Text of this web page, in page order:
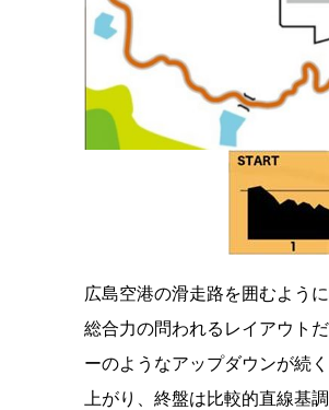
広島空港の滑走路を囲むよう
総合力の問われるレイアウト
ーのようなアップダウンが続
上がり、終盤は比較的直線基